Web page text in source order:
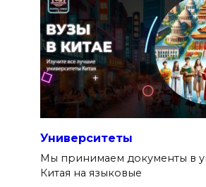
Университеты
Мы принимаем документы в
Китая на языковые